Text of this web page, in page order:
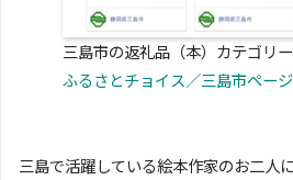
三島市の返礼品（本）カテゴリー
ふるさとチョイス／三島市ペー
三島で活躍している絵本作家のお二人